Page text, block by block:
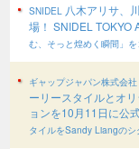
SNIDEL 八木アリサ、
場！ SNIDEL TOKYO
む、そっと煌めく瞬間」
ギャップジャパン株式会社
ーリースタイルとオ
ョンを10月11日に公
タイルをSandy Liangの